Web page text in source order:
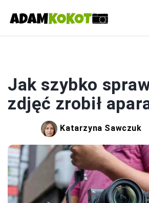
Jak szybko
zdjęć zrobił
Katarzyna Sawczuk